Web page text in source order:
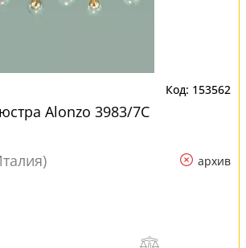
153562
Alonzo 3983/7C
архив